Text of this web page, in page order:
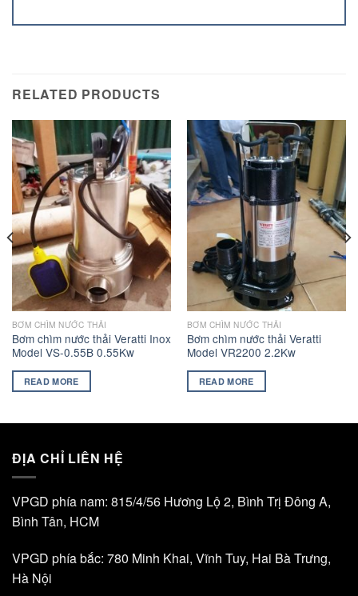
RELATED PRODUCTS
BƠM CHÌM NƯỚC THẢI
Bơm chìm nước thải Veratti Inox
Model VS-0.55B 0.55Kw
READ MORE
BƠM CHÌM NƯỚC THẢI
Bơm chìm nước thải Veratti
Model VR2200 2.2Kw
READ MORE
ĐỊA CHỈ LIÊN HỆ
VPGD phía nam: 815/4/56 Hương Lộ 2, Bình Trị Đông A,
Bình Tân, HCM
VPGD phía bắc: 780 Minh Khai, Vĩnh Tuy, Hai Bà Trưng,
Hà Nội